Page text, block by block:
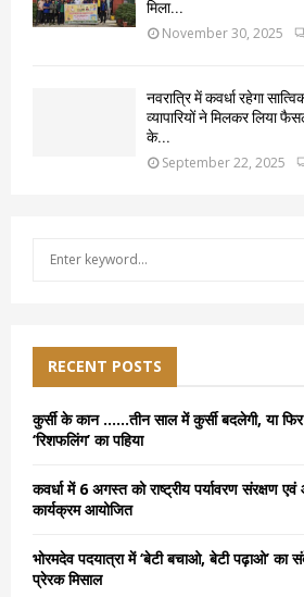
मिला...
November 30, 2025
नवरात्रि में कवर्धा रहेगा
व्यापारियों ने मिलकर लिया
के...
September 22, 2025
f
r
RECENT POSTS
कुर्सी के कान ……तीन साल में कुर्सी बदलेगी, या फिर
‘रिशफलिंग’ का पहिया
कवर्धा में 6 अगस्त को राष्ट्रीय पर्यावरण संरक्षण
कार्यक्रम आयोजित
भोरमदेव पदयात्रा में ‘बेटी बचाओ, बेटी पढ़ाओ’
प्रेरक मिसाल